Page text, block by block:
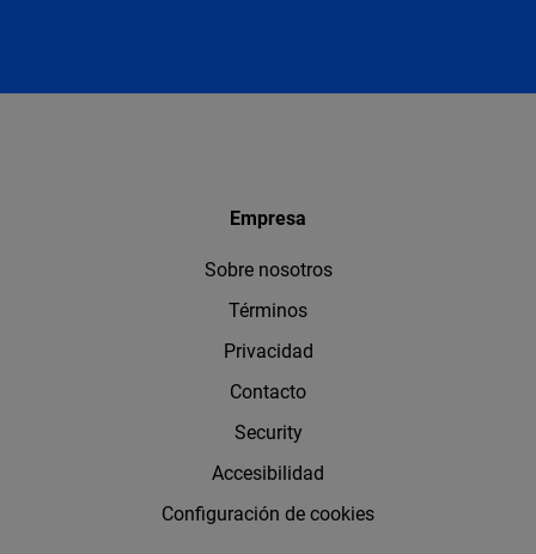
Empresa
Sobre nosotros
Términos
Privacidad
Contacto
Security
Accesibilidad
Configuración de cookies